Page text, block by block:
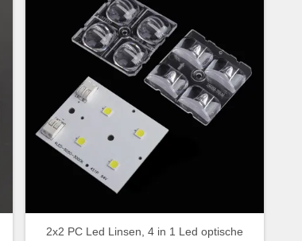
2x2 PC Led Linsen, 4 in 1 Led optische